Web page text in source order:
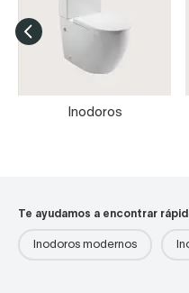
Inodoros
Te ayudamos a encontrar
Inodoros modernos